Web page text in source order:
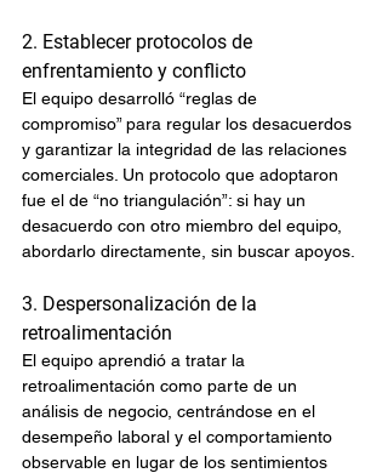
2. Establecer protocolos de
enfrentamiento y conflicto
El equipo desarrolló “reglas de
compromiso” para regular los desacuerdos
y garantizar la integridad de las relaciones
comerciales. Un protocolo que adoptaron
fue el de “no triangulación”: si hay un
desacuerdo con otro miembro del equipo,
abordarlo directamente, sin buscar apoyos.
3. Despersonalización de la
retroalimentación
El equipo aprendió a tratar la
retroalimentación como parte de un
análisis de negocio, centrándose en el
desempeño laboral y el comportamiento
observable en lugar de los sentimientos